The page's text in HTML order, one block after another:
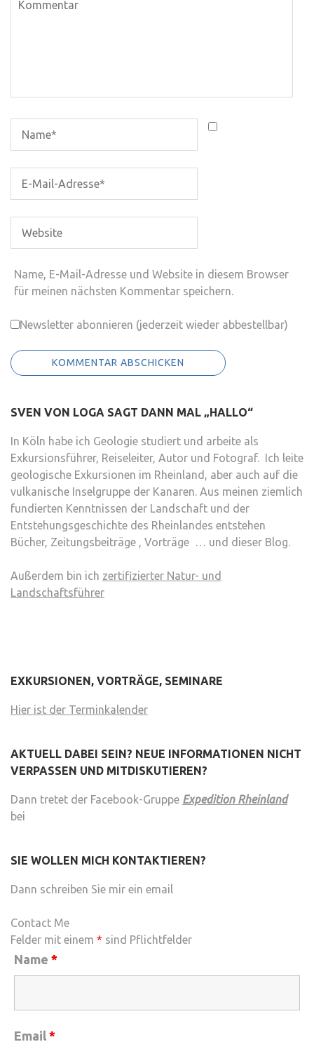
Name, E-Mail-Adresse und Website in diesem Browser
für meinen nächsten Kommentar speichern.
Newsletter abonnieren (jederzeit wieder abbestellbar)
SVEN VON LOGA SAGT DANN MAL „HALLO“
In Köln habe ich Geologie studiert und arbeite als
Exkursionsführer, Reiseleiter, Autor und Fotograf. Ich leite
geologische Exkursionen im Rheinland, aber auch auf die
vulkanische Inselgruppe der Kanaren. Aus meinen ziemlich
fundierten Kenntnissen der Landschaft und der
Entstehungsgeschichte des Rheinlandes entstehen
Bücher, Zeitungsbeiträge , Vorträge … und dieser Blog.
Außerdem bin ich zertifizierter Natur- und
Landschaftsführer
EXKURSIONEN, VORTRÄGE, SEMINARE
Hier ist der Terminkalender
AKTUELL DABEI SEIN? NEUE INFORMATIONEN NICHT
VERPASSEN UND MITDISKUTIEREN?
Dann tretet der Facebook-Gruppe Expedition Rheinland
bei
SIE WOLLEN MICH KONTAKTIEREN?
Dann schreiben Sie mir ein email
Contact Me
Felder mit einem * sind Pflichtfelder
Name *
Email *